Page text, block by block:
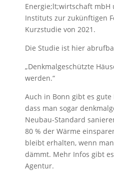
Energie;lt;­wirtschaft mbH
Instituts zur zukünftigen
Kurzstudie von 2021.
Die Studie ist hier
„Denkmalgeschützte
werden.“
Auch in Bonn gibt es gute
dass man sogar
Neubau-Standard
80 % der Wärme
bleibt erhalten, wenn
dämmt. Mehr Infos gibt
Agentur.